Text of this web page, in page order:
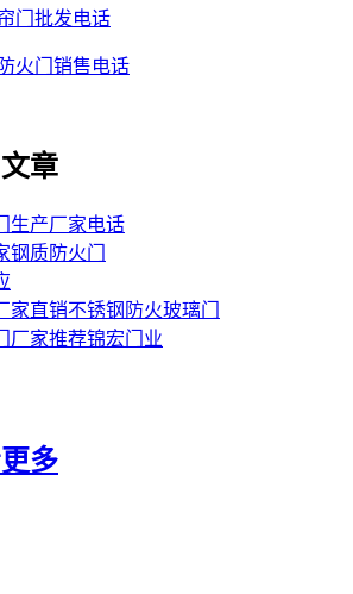
门批发电话
火门销售电话
章
生产厂家电话
钢质防火门
家直销不锈钢防火玻璃门
厂家推荐锦宏门业
多